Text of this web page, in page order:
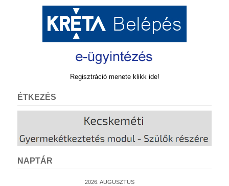
Regisztráció menete klikk ide!
ÉTKEZÉS
NAPTÁR
2026. AUGUSZTUS